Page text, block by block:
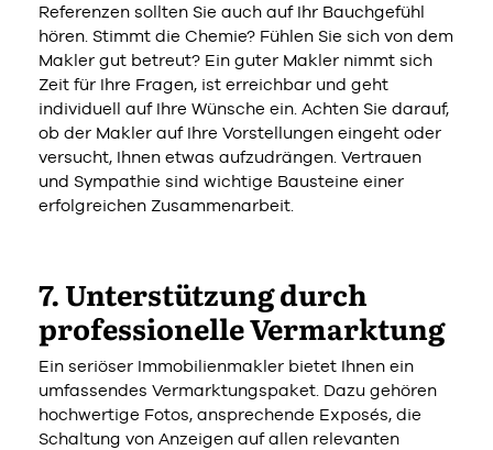
Referenzen sollten Sie auch auf Ihr Bauchgefühl
hören. Stimmt die Chemie? Fühlen Sie sich von dem
Makler gut betreut? Ein guter Makler nimmt sich
Zeit für Ihre Fragen, ist erreichbar und geht
individuell auf Ihre Wünsche ein. Achten Sie darauf,
ob der Makler auf Ihre Vorstellungen eingeht oder
versucht, Ihnen etwas aufzudrängen. Vertrauen
und Sympathie sind wichtige Bausteine einer
erfolgreichen Zusammenarbeit.
7. Unterstützung durch
professionelle Vermarktung
Ein seriöser Immobilienmakler bietet Ihnen ein
umfassendes Vermarktungspaket. Dazu gehören
hochwertige Fotos, ansprechende Exposés, die
Schaltung von Anzeigen auf allen relevanten